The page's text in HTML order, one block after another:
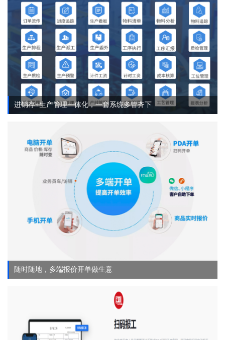
进销存+生产管理一体化，一套系统多管齐下
随时随地，多端报价开单做生意